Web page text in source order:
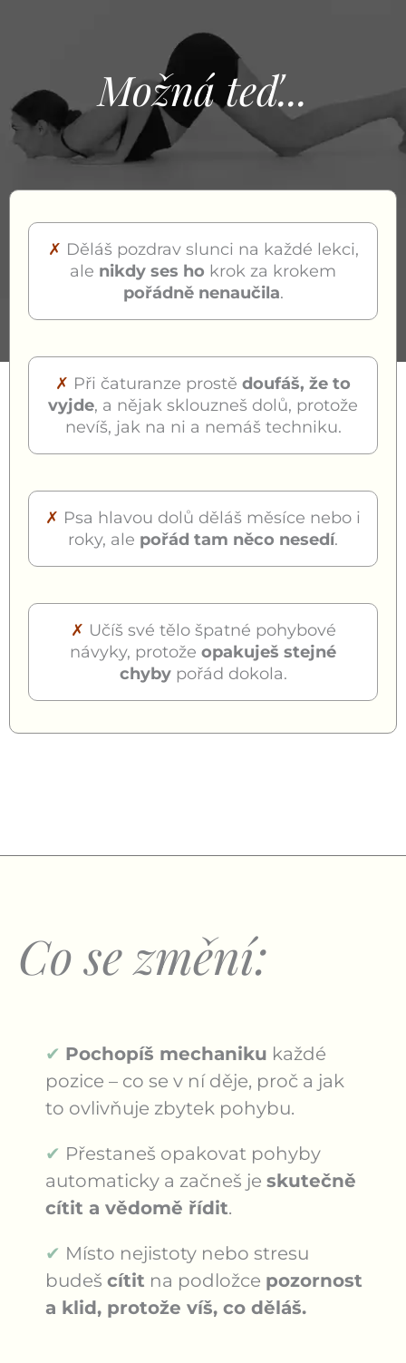
Možná teď...
✗ Děláš pozdrav slunci na každé lekci,
ale nikdy ses ho krok za krokem
pořádně nenaučila.
✗ Při čaturanze prostě doufáš, že to
vyjde, a nějak sklouzneš dolů, protože
nevíš, jak na ni a nemáš techniku.
✗ Psa hlavou dolů děláš měsíce nebo i
roky, ale pořád tam něco nesedí.
✗ Učíš své tělo špatné pohybové
návyky, protože opakuješ stejné
chybypořád dokola.
Co se změní:
✔ Pochopíš mechaniku každé
pozice – co se v ní děje, proč a jak
to ovlivňuje zbytek pohybu.
✔ Přestaneš opakovat pohyby
automaticky a začneš je skutečně
cítit a vědomě řídit.
✔ Místo nejistoty nebo stresu
budeš cítit na podložce pozornost
a klid, protože víš, co děláš.